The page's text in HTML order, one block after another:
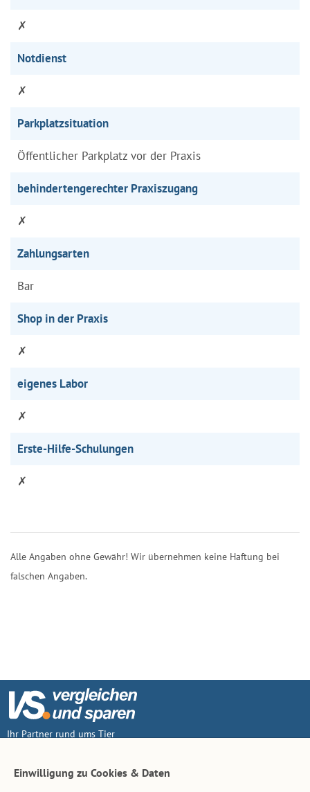
✗
Notdienst
✗
Parkplatzsituation
Öffentlicher Parkplatz vor der Praxis
behindertengerechter Praxiszugang
✗
Zahlungsarten
Bar
Shop in der Praxis
✗
eigenes Labor
✗
Erste-Hilfe-Schulungen
✗
Alle Angaben ohne Gewähr! Wir übernehmen keine Haftung bei
falschen Angaben.
Ihr Partner rund ums Tier
Einwilligung zu Cookies & Daten